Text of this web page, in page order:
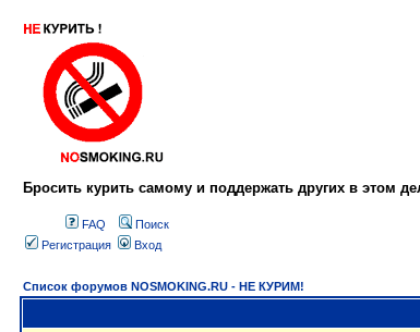
Бросить курить самому и поддержать других в этом
FAQ
Поиск
Регистрация
Вход
Список форумов NOSMOKING.RU - НЕ КУРИМ!